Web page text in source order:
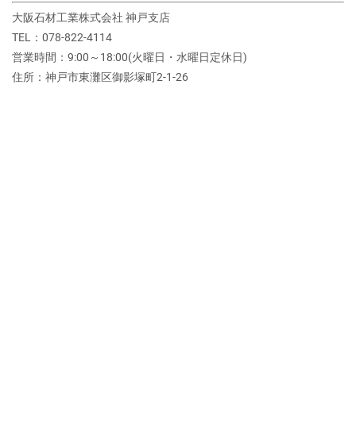
大阪石材工業株式会社 神戸支店
TEL：078-822-4114
営業時間：9:00～18:00(火曜日・水曜日定休日)
住所：神戸市東灘区御影塚町2‐1‐26